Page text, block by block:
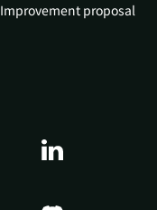
Improvement proposal